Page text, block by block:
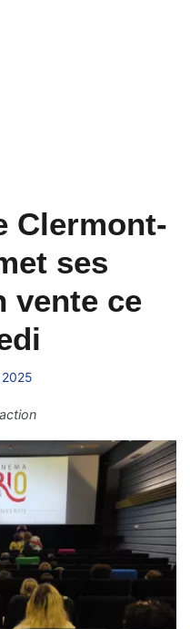
Clermont-
ses
vente ce
2025